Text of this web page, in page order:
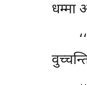
धम्मा